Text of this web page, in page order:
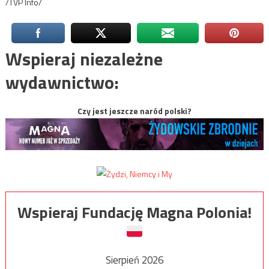
Wspieraj niezależne
wydawnictwo:
Czy jest jeszcze naród polski?
Wspieraj Fundację Magna Polonia!
Sierpień 2026